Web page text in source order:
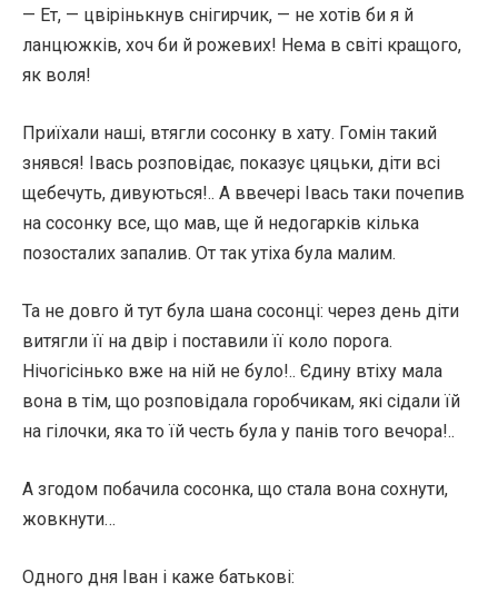
— Ет, — цвірінькнув снігирчик, — не хотів би я й
ланцюжків, хоч би й рожевих! Нема в світі кращого,
як воля!
Приїхали наші, втягли сосонку в хату. Гомін такий
знявся! Івась розповідає, показує цяцьки, діти всі
щебечуть, дивуються!.. А ввечері Івась таки почепив
на сосонку все, що мав, ще й недогарків кілька
позосталих запалив. От так утіха була малим.
Та не довго й тут була шана сосонці: через день діти
витягли її на двір і поставили її коло порога.
Нічогісінько вже на ній не було!.. Єдину втіху мала
вона в тім, що розповідала горобчикам, які сідали їй
на гілочки, яка то їй честь була у панів того вечора!..
А згодом побачила сосонка, що стала вона сохнути,
жовкнути…
Одного дня Іван і каже батькові: